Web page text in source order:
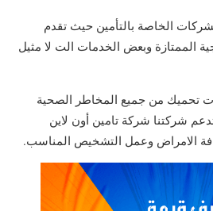
الخاصة بالتأمين حيث تقدم
الممتازة وبعض الخدمات الت لا مثيل
تحميك من جميع المخاطر الصحية
شركتنا شركة تامين أون لاين
الامراض وعمل التشخيص المناسب.